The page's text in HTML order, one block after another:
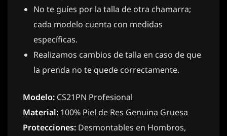
No te guíes por la talla de otra chamarra;
cada modelo cuenta con medidas
específicas.
Realizamos cambios de talla en caso de que
la prenda no te quede correctamente.
Modelo: CS21PN Profesional
Material: 100% Piel de Res Genuina Gruesa
Protecciones: Desmontables en Hombros,